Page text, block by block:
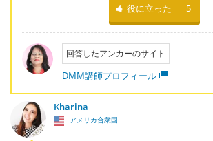
役に立った 5
回答したアンカーのサイト
DMM講師プロフィール
Kharina
アメリカ合衆国